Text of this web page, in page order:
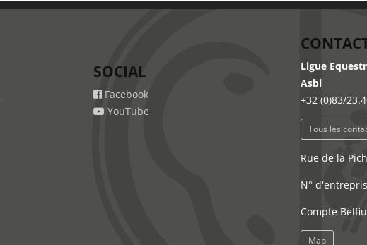
SOCIAL
Facebook
YouTube
Ligue
Asbl
+32 (0)83/
Tous les
Rue de la
N°
Compte
Map